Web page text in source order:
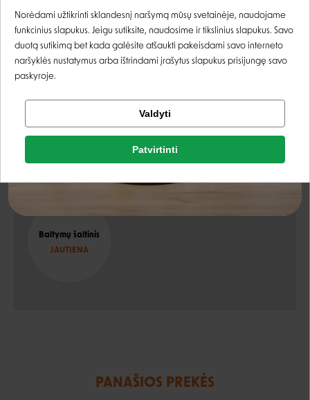
Rašyti atsiliepimą
natūralus baltymų šaltinis,
visiškai suvirškinamas,
sveikesniam kailiui ir odai,
nuostabus paskatinimas šuniui.
Baltymų šaltinis
JAUTIENA
PANAŠIOS PREKĖS
Rašyti atsiliepimą
Registruotis
Facebook
Negalite prisijungti prie paskyros?
Norėdami užtikrinti sklandesnį naršymą mūsų svetainėje, naudojame
funkcinius slapukus. Jeigu sutiksite, naudosime ir tikslinius slapukus. Savo
duotą sutikimą bet kada galėsite atšaukti pakeisdami savo interneto
naršyklės nustatymus arba ištrindami įrašytus slapukus prisijungę savo
paskyroje.
Valdyti
Patvirtinti